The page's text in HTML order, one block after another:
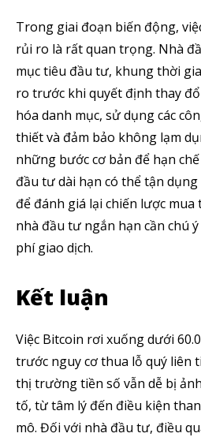
Trong giai đoạn biến động,
rủi ro là rất quan trọng. Nhà
mục tiêu đầu tư, khung thời
ro trước khi quyết định thay
hóa danh mục, sử dụng các
thiết và đảm bảo không lạm
những bước cơ bản để hạn
đầu tư dài hạn có thể tận
để đánh giá lại chiến lược
nhà đầu tư ngắn hạn cần chú
phí giao dịch.
Kết luận
Việc Bitcoin rơi xuống dưới
trước nguy cơ thua lỗ quý liên
thị trường tiền số vẫn dễ bị
tố, từ tâm lý đến điều kiện
mô. Đối với nhà đầu tư, điều